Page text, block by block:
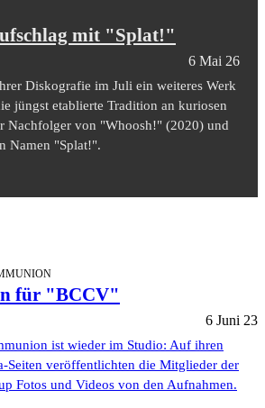
mit "Splat!"
6 Mai 26
Diskografie im Juli ein weiteres Werk
jüngst etablierte Tradition an kuriosen
Nachfolger von "Whoosh!" (2020) und
Namen "Splat!".
für "BCCV"
6 Juni 23
ist wieder im Studio: Auf ihren
Seiten veröffentlichten die Mitglieder der
Fotos und Videos von den Aufnahmen.